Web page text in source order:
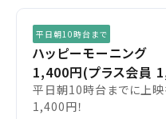
チケットの予約状況の確
下記リンクよりご確認くださ
予約を確認する
中部
近畿
平日朝10時台まで
ハッピーモーニング
1,400円(プラス会員
平日朝10時台までに上
1,400円！